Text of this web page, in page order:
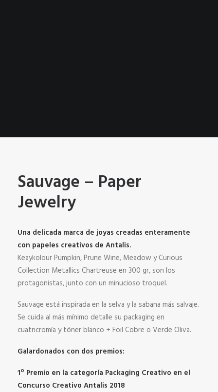
Sauvage – Paper
Jewelry
Una delicada marca de joyas creadas enteramente
con papeles creativos de Antalis.
Keaykolour Pumpkin, Prune Wine, Meadow y Curious
Collection Metallics Chartreuse en 300 gr, son los
protagonistas, junto con un minucioso troquel.
Sauvage está inspirada en la selva y la sabana más salvaje.
Se cuida al más mínimo detalle su packaging en
cuatricromía y tóner blanco + Foil Cobre o Verde Oliva.
Galardonados con dos premios:
1º Premio en la categoría Packaging Creativo en el
Concurso Creativo Antalis 2018